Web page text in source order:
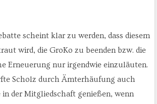
scheint klar zu werden, dass diesem
wird, die GroKo zu beenden bzw. die
Erneuerung nur irgendwie einzuläuten.
Scholz durch Ämterhäufung auch
in der Mitgliedschaft genießen, wenn